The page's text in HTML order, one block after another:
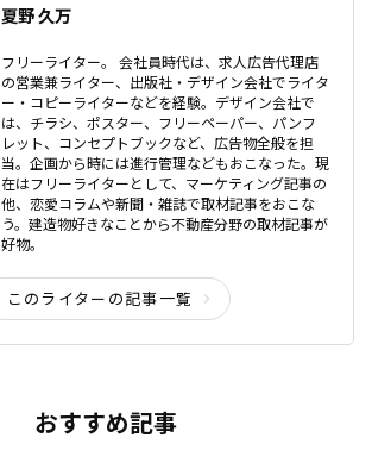
夏野 久万
フリーライター。 会社員時代は、求人広告代理店
の営業兼ライター、出版社・デザイン会社でライタ
ー・コピーライターなどを経験。デザイン会社で
は、チラシ、ポスター、フリーペーパー、パンフ
レット、コンセプトブックなど、広告物全般を担
当。企画から時には進行管理などもおこなった。現
在はフリーライターとして、マーケティング記事の
他、恋愛コラムや新聞・雑誌で取材記事をおこな
う。建造物好きなことから不動産分野の取材記事が
好物。
このライターの記事一覧
おすすめ記事